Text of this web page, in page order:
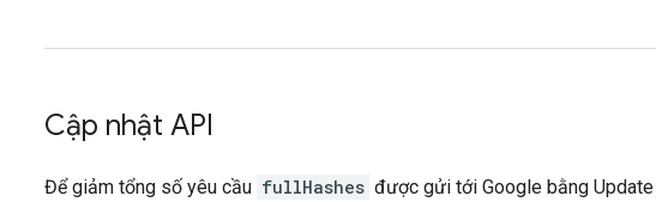
Cập nhật API
Để giảm tổng số yêu cầu fullHashes được gửi tới Google bằng